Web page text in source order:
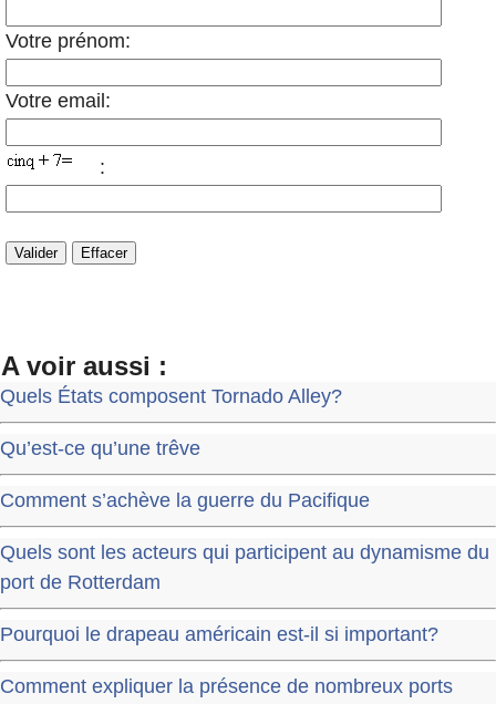
Votre prénom:
Votre email:
:
A voir aussi :
Quels États composent Tornado Alley?
Qu’est-ce qu’une trêve
Comment s’achève la guerre du Pacifique
Quels sont les acteurs qui participent au dynamisme du
port de Rotterdam
Pourquoi le drapeau américain est-il si important?
Comment expliquer la présence de nombreux ports